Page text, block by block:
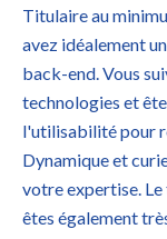
Titulaire au
avez idéalement
back-end. Vous
technologies et
l'utilisabilité pour
Dynamique et
votre expertise.
êtes également